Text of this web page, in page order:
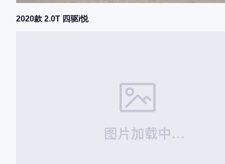
2020款 2.0T 四驱i悦